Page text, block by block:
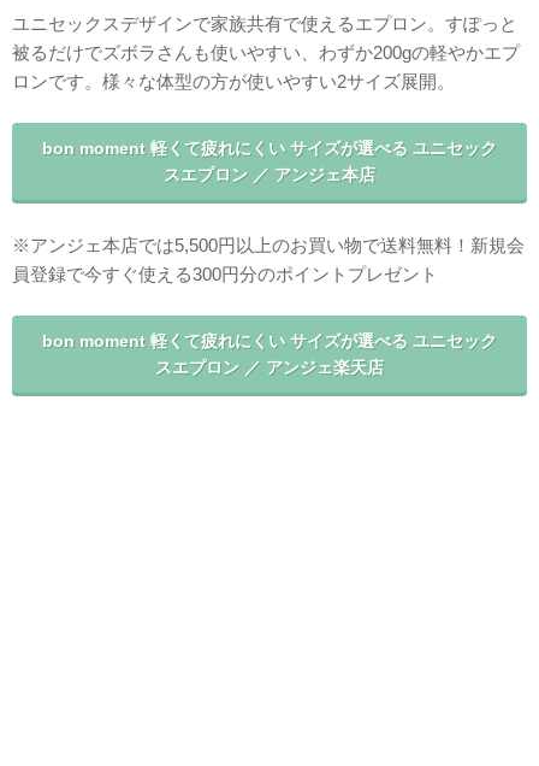
ユニセックスデザインで家族共有で使えるエプロン。すぽっと
被るだけでズボラさんも使いやすい、わずか200gの軽やかエプ
ロンです。様々な体型の方が使いやすい2サイズ展開。
bon moment 軽くて疲れにくい サイズが選べる ユニセック
スエプロン ／ アンジェ本店
※アンジェ本店では5,500円以上のお買い物で送料無料！新規会
員登録で今すぐ使える300円分のポイントプレゼント
bon moment 軽くて疲れにくい サイズが選べる ユニセック
スエプロン ／ アンジェ楽天店